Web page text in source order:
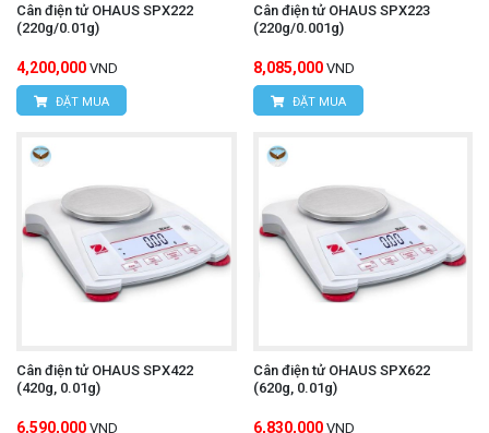
Cân điện tử OHAUS SPX222
(220g/0.01g)
4,200,000 VND
ĐẶT MUA
Cân điện tử OHAUS SPX223
(220g/0.001g)
8,085,000 VND
ĐẶT MUA
Cân điện tử OHAUS SPX422
(420g, 0.01g)
6,590,000 VND
Cân điện tử OHAUS SPX622
(620g, 0.01g)
6,830,000 VND